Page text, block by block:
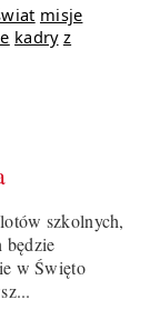
misje
kadry z
szkolnych,
będzie
w Święto